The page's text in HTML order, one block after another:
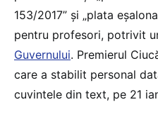
153/2017” și „plata
pentru profesori, potrivit
Guvernului. Premierul
care a stabilit personal
cuvintele din text, pe 21